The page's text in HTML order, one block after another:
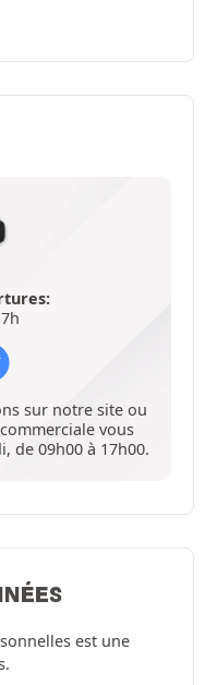
sur notre site ou
vous
de 09h00 à 17h00.
est une